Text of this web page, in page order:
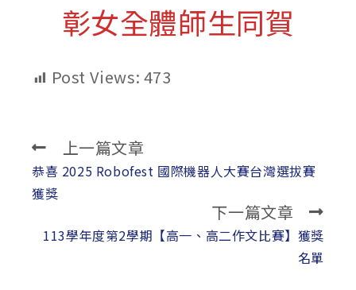
彰女全體師生同賀
Post Views: 473
Read
more
articles
上一篇文章
恭喜 2025 Robofest 國際機器人大賽台灣選拔賽
獲獎
下一篇文章
113學年度第2學期【高一、高二作文比賽】獲獎
名單